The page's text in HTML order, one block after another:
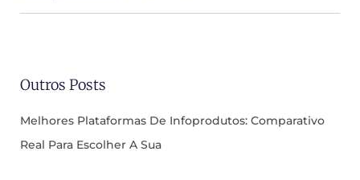
Outros Posts
Melhores Plataformas De Infoprodutos: Comparativo
Real Para Escolher A Sua